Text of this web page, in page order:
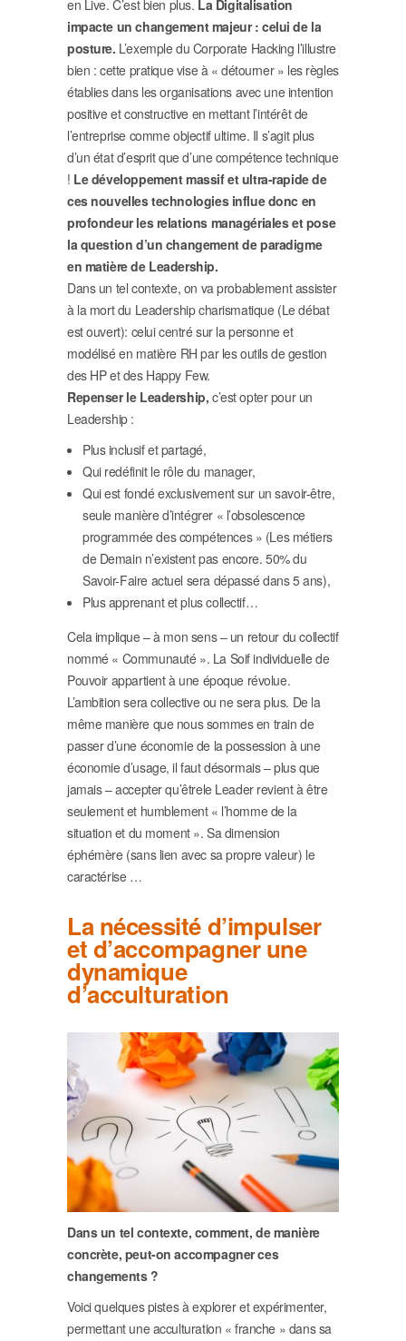
en Live. C’est bien plus. La Digitalisation
impacte un changement majeur : celui de la
posture. L’exemple du Corporate Hacking l’illustre
bien : cette pratique vise à « détourner » les règles
établies dans les organisations avec une intention
positive et constructive en mettant l’intérêt de
l’entreprise comme objectif ultime. Il s’agit plus
d’un état d’esprit que d’une compétence technique
! Le développement massif et ultra-rapide de
ces nouvelles technologies influe donc en
profondeur les relations managériales et pose
la question d’un changement de paradigme
en matière de Leadership.
Dans un tel contexte, on va probablement assister
à la mort du Leadership charismatique (Le débat
est ouvert): celui centré sur la personne et
modélisé en matière RH par les outils de gestion
des HP et des Happy Few.
Repenser le Leadership, c’est opter pour un
Leadership :
Plus inclusif et partagé,
Qui redéfinit le rôle du manager,
Qui est fondé exclusivement sur un savoir-être,
seule manière d’intégrer « l’obsolescence
programmée des compétences » (Les métiers
de Demain n’existent pas encore. 50% du
Savoir-Faire actuel sera dépassé dans 5 ans),
Plus apprenant et plus collectif…
Cela implique – à mon sens – un retour du collectif
nommé « Communauté ». La Soif individuelle de
Pouvoir appartient à une époque révolue.
L’ambition sera collective ou ne sera plus. De la
même manière que nous sommes en train de
passer d’une économie de la possession à une
économie d’usage, il faut désormais – plus que
jamais – accepter qu’êtrele Leader revient à être
seulement et humblement « l’homme de la
situation et du moment ». Sa dimension
éphémère (sans lien avec sa propre valeur) le
caractérise …
La nécessité d’impulser
et d’accompagner une
dynamique
d’acculturation
Dans un tel contexte, comment, de manière
concrète, peut-on accompagner ces
changements ?
Voici quelques pistes à explorer et expérimenter,
permettant une acculturation « franche » dans sa